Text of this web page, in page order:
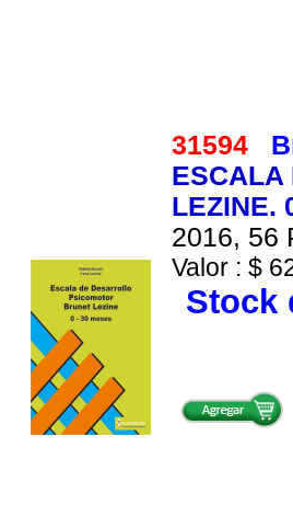
31594
ESCALA
LEZINE.
2016, 56
Valor : $
Stock